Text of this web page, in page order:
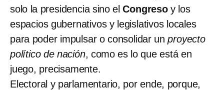
solo la presidencia sino elCongresoy los
espacios gubernativos y legislativos locales
para poder impulsar o consolidar un proyecto
político de nación, como es lo que está en
juego, precisamente.
Electoral y parlamentario, por ende, porque,